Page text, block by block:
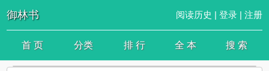
御林书 阅读历史 | 登录| 注册
首 页 分类 排 行 全 本 搜 索